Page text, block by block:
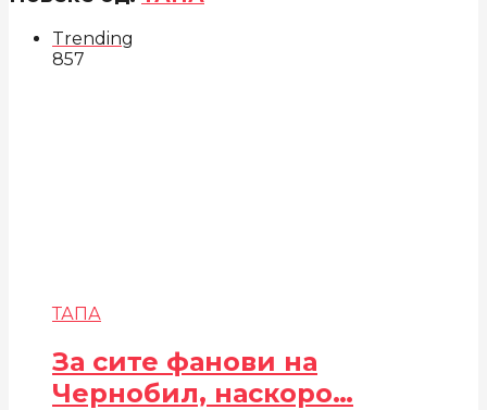
Trending
857
ТАПА
За сите фанови на
Чернобил, наскоро…